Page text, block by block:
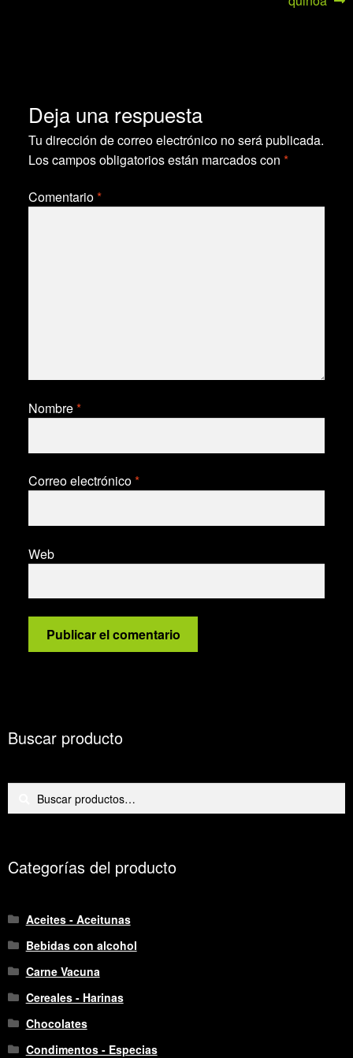
Deja una respuesta
Tu dirección de correo electrónico no será publicada.
Los campos obligatorios están marcados con *
Comentario*
Nombre*
Correo electrónico*
Web
Buscar producto
Buscar
Buscar
Categorías del producto
Aceites - Aceitunas
Bebidas con alcohol
Carne Vacuna
Cereales - Harinas
Chocolates
Condimentos - Especias